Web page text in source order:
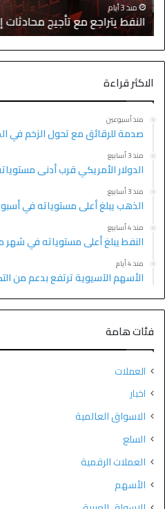
منذ 3 أيام
النفط يتراجع مع تأجيج محادثات
الاكثر قراءة
منذ أسبوعين
صدمة للرقائق مع تحول الزخم في
منذ 3 أسابيع
الدولار الأمريكي قرب أدنى
منذ 3 أسابيع
الذهب يبلغ أعلى مستوياته في
منذ 4 أسابيع
النفط يبلغ أعلى مستوياته في شهر
منذ 4 أيام
الأسهم الآسيوية ترتفع بدعم من
فئات هامة
العملات
اخبار
الاسواق العالمية
السلع
العملات الرقمية
الأسهم